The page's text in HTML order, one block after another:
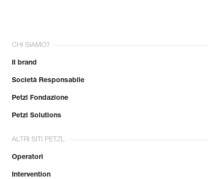
CHI SIAMO?
Il brand
Società Responsabile
Petzl Fondazione
Petzl Solutions
ALTRI SITI PETZL
Operatori
Intervention